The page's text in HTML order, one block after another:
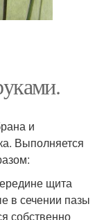
и
Выполняется
щита
в сечении пазы
собственно